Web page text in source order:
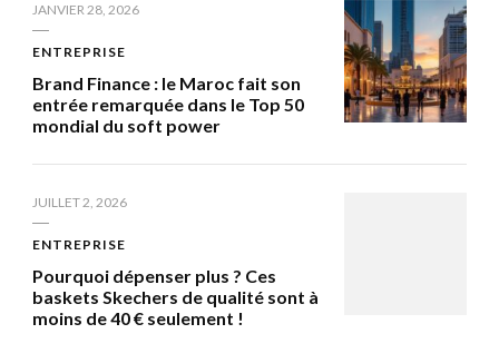
JANVIER 28, 2026
ENTREPRISE
Brand Finance : le Maroc fait son
entrée remarquée dans le Top 50
mondial du soft power
JUILLET 2, 2026
ENTREPRISE
Pourquoi dépenser plus ? Ces
baskets Skechers de qualité sont à
moins de 40 € seulement !